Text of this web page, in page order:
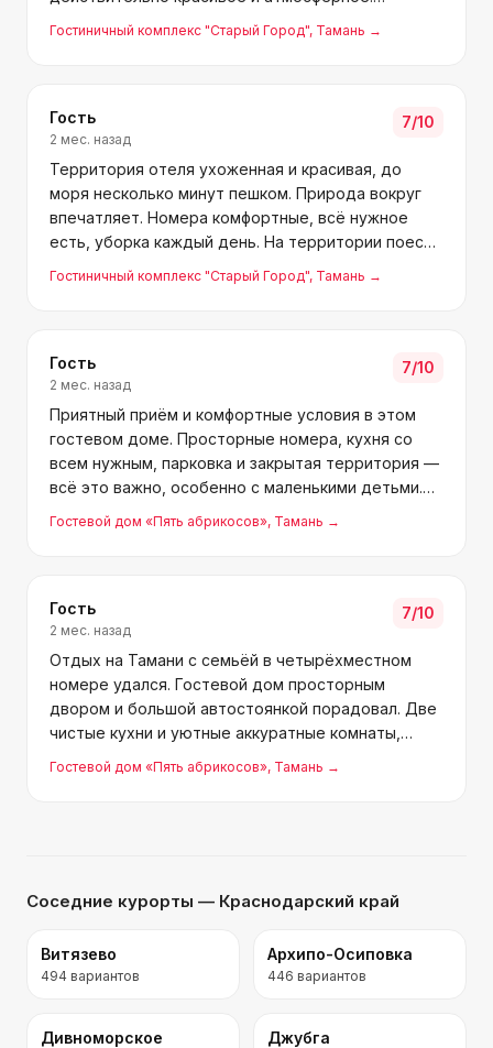
Рекомендую на машине приехать, чтобы
окрестности с множеством замечательных мест
Гостиничный комплекс "Старый Город", Тамань →
Гость
2 мес. назад
7/10
Территория отеля ухоженная и красивая, до
моря несколько минут пешком. Природа вокруг
впечатляет. Номера комфортные, всё нужное
есть, уборка каждый день. На территории поесть
можно, особенно пицца понравилась — советуем
попробовать. В целом, для спокойного отдыха
Гостиничный комплекс "Старый Город", Тамань →
Гость
2 мес. назад
7/10
Приятный приём и комфортные условия в этом
гостевом доме. Просторные номера, кухня со
всем нужным, парковка и закрытая территория —
всё это важно, особенно с маленькими детьми.
Удобное расположение добавляет плюсов. Юлия
и Наталья всегда в хорошем настроении и о
Гостевой дом «Пять абрикосов», Тамань →
Гость
2 мес. назад
7/10
Отдых на Тамани с семьёй в четырёхместном
номере удался. Гостевой дом просторным
двором и большой автостоянкой порадовал. Две
чистые кухни и уютные аккуратные комнаты,
возле каждой столики и скамейки, приятная
атмосфера. Цены приемлемые, до моря
Гостевой дом «Пять абрикосов», Тамань →
Соседние курорты — Краснодарский край
Витязево
494 вариантов
Архипо-Осиповка
446 вариантов
Дивноморское Джубга